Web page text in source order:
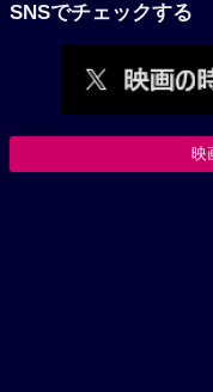
SNSでチェックする
映